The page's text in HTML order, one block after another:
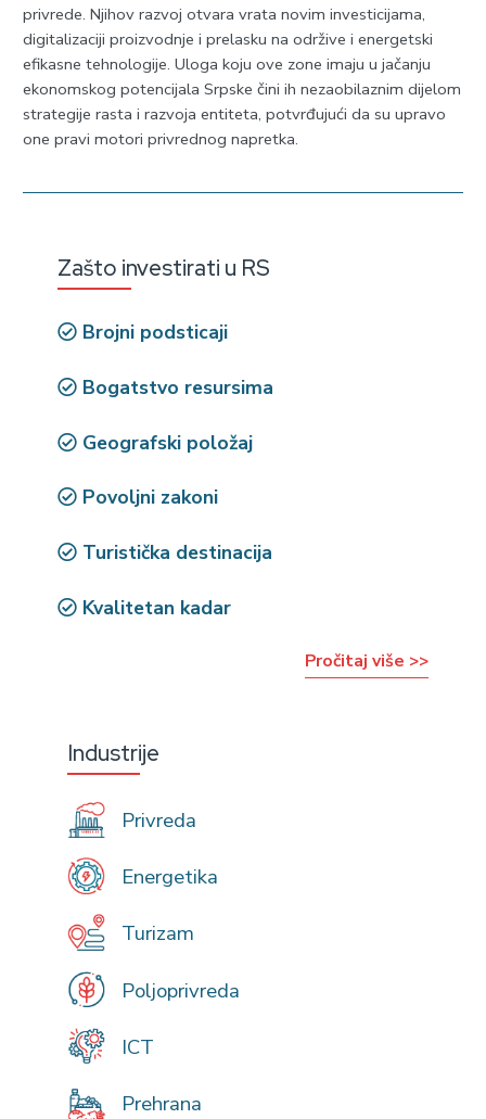
privrede. Njihov razvoj otvara vrata novim investicijama,
digitalizaciji proizvodnje i prelasku na održive i energetski
efikasne tehnologije. Uloga koju ove zone imaju u jačanju
ekonomskog potencijala Srpske čini ih nezaobilaznim dijelom
strategije rasta i razvoja entiteta, potvrđujući da su upravo
one pravi motori privrednog napretka.
Zašto investirati u RS
Brojni podsticaji
Bogatstvo resursima
Geografski položaj
Povoljni zakoni
Turistička destinacija
Kvalitetan kadar
Pročitaj više >>
Industrije
Privreda
Energetika
Turizam
Poljoprivreda
ICT
Prehrana